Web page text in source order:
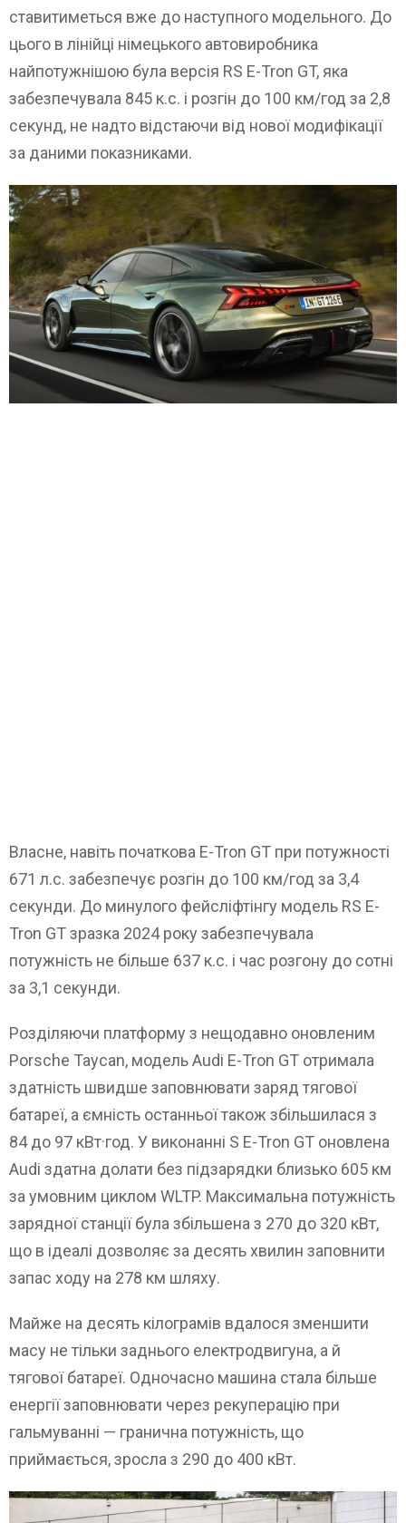
ставитиметься вже до наступного модельного. До
цього в лінійці німецького автовиробника
найпотужнішою була версія RS E-Tron GT, яка
забезпечувала 845 к.с. і розгін до 100 км/год за 2,8
секунд, не надто відстаючи від нової модифікації
за даними показниками.
Власне, навіть початкова E-Tron GT при потужності
671 л.с. забезпечує розгін до 100 км/год за 3,4
секунди. До минулого фейсліфтінгу модель RS E-
Tron GT зразка 2024 року забезпечувала
потужність не більше 637 к.с. і час розгону до сотні
за 3,1 секунди.
Розділяючи платформу з нещодавно оновленим
Porsche Taycan, модель Audi E-Tron GT отримала
здатність швидше заповнювати заряд тягової
батареї, а ємність останньої також збільшилася з
84 до 97 кВт·год. У виконанні S E-Tron GT оновлена ​​
Audi здатна долати без підзарядки близько 605 км
за умовним циклом WLTP. Максимальна потужність
зарядної станції була збільшена з 270 до 320 кВт,
що в ідеалі дозволяє за десять хвилин заповнити
запас ходу на 278 км шляху.
Майже на десять кілограмів вдалося зменшити
масу не тільки заднього електродвигуна, а й
тягової батареї. Одночасно машина стала більше
енергії заповнювати через рекуперацію при
гальмуванні — гранична потужність, що
приймається, зросла з 290 до 400 кВт.